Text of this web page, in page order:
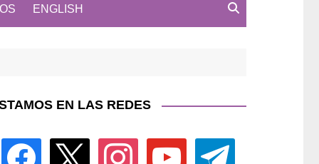
ENGLISH
EN LAS REDES
facebook instagram youtube telegram